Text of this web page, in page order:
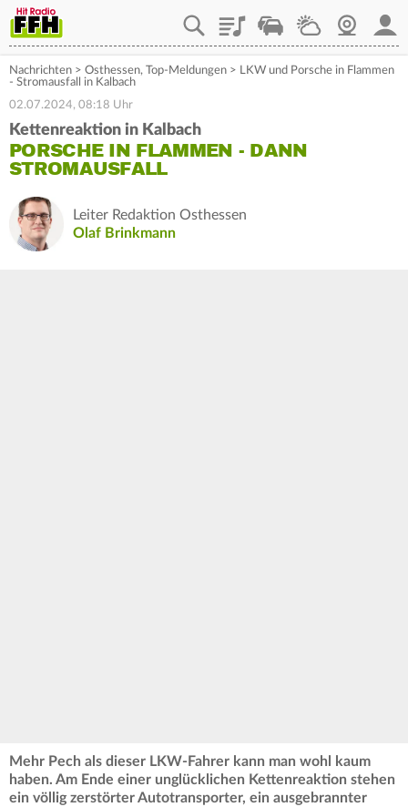
PlaylistStaupilotWetterWebcam
Nachrichten > Osthessen, Top-Meldungen > LKW und Porsche in Flammen
- Stromausfall in Kalbach
02.07.2024, 08:18 Uhr
Kettenreaktion in Kalbach
PORSCHE IN FLAMMEN - DANN
STROMAUSFALL
Leiter Redaktion Osthessen
Olaf Brinkmann
Mehr Pech als dieser LKW-Fahrer kann man wohl kaum
haben. Am Ende einer unglücklichen Kettenreaktion stehen
ein völlig zerstörter Autotransporter, ein ausgebrannter